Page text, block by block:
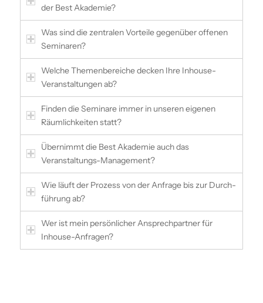
der Best Akademie?
Was sind die zentralen Vorteile gegenüber offenen
Seminaren?
Welche Themenbereiche decken Ihre Inhouse-
Veranstaltungen ab?
Finden die Seminare immer in unseren eigenen
Räumlichkeiten statt?
Übernimmt die Best Akademie auch das
Veranstaltungs-Management?
Wie läuft der Prozess von der Anfrage bis zur Durch­
führung ab?
Wer ist mein persönlicher Ansprechpartner für
Inhouse-Anfragen?